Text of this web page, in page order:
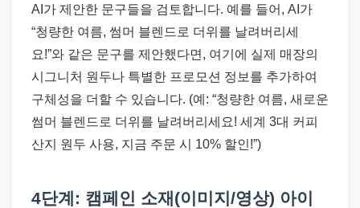
AI가 제안한 문구들을 검토합니다. 예를 들어, AI가
“청량한 여름, 썸머 블렌드로 더위를 날려버리세
요!”와 같은 문구를 제안했다면, 여기에 실제 매장의
시그니처 원두나 특별한 프로모션 정보를 추가하여
구체성을 더할 수 있습니다. (예: “청량한 여름, 새로운
썸머 블렌드로 더위를 날려버리세요! 세계 3대 커피
산지 원두 사용, 지금 주문 시 10% 할인!”)
4단계: 캠페인 소재(이미지/영상) 아이